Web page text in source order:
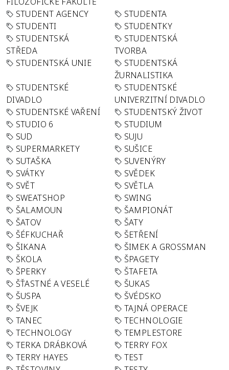
STUDENT AGENCY
STUDENTA
STUDENTI
STUDENTKY
STUDENTSKÁ
STŘEDA
STUDENTSKÁ
TVORBA
STUDENTSKÁ UNIE
STUDENTSKÁ
ŽURNALISTIKA
STUDENTSKÉ
DIVADLO
STUDENTSKÉ
UNIVERZITNÍ DIVADLO
STUDENTSKÉ VAŘENÍ
STUDENTSKÝ ŽIVOT
STUDIO 6
STUDIUM
SUD
SUJU
SUPERMARKETY
SUŠICE
SUTAŠKA
SUVENÝRY
SVÁTKY
SVĚDEK
SVĚT
SVĚTLA
SWEATSHOP
SWING
ŠALAMOUN
ŠAMPIONÁT
ŠATOV
ŠATY
ŠÉFKUCHAŘ
ŠETŘENÍ
ŠIKANA
ŠIMEK A GROSSMAN
ŠKOLA
ŠPAGETY
ŠPERKY
ŠTAFETA
ŠŤASTNÉ A VESELÉ
ŠUKAS
ŠUSPA
ŠVÉDSKO
ŠVEJK
TAJNÁ OPERACE
TANEC
TECHNOLOGIE
TECHNOLOGY
TEMPLESTORE
TERKA DRÁBKOVÁ
TERRY FOX
TERRY HAYES
TEST